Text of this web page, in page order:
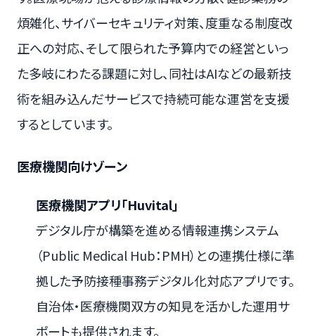
煩雑化、サイバーセキュリティ対策、度重なる制度改
正への対応、そして限られた予算内での経営といっ
た多岐にわたる課題に対し、同社はAIなどの最新技
術を組み込んだサービスで持続可能な運営を支援
するとしています。
医療機関向けゾーン
医療機関アプリ「Huvital」
デジタル庁が構築を進める情報連携システム
（Public Medical Hub：PMH）との連携仕様に準
拠した予防接種事務デジタル化対応アプリです。
自治体・医療機関双方の知見を活かした運用サ
ポートも提供されます。